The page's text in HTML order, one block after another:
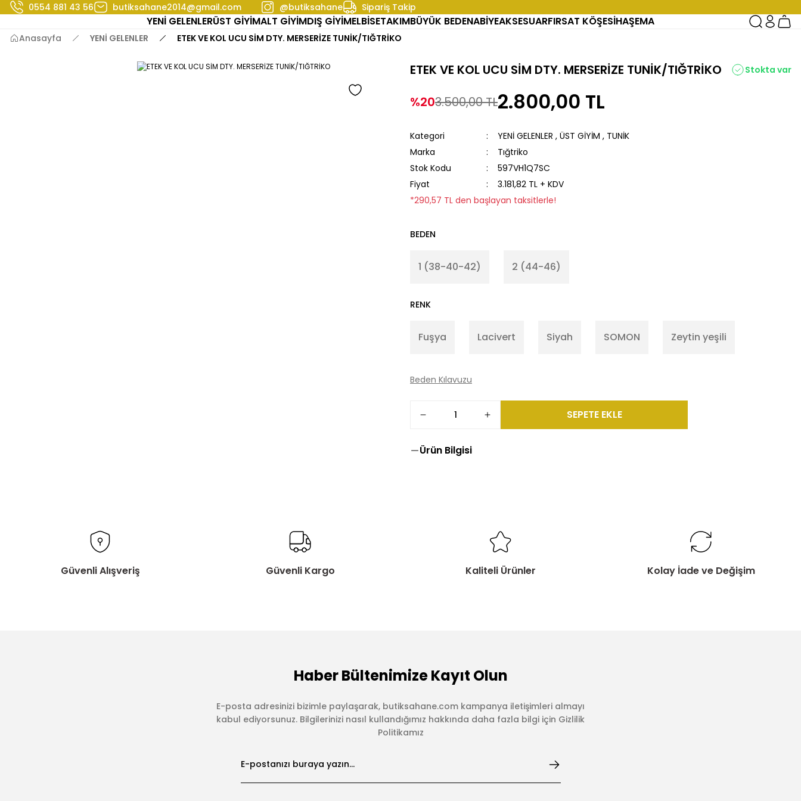
0554 881 43 56 butiksahane2014@gmail.com @butiksahane Sipariş Takip
YENİ GELENLERÜST GİYİMALT GİYİMDIŞ GİYİMELBİSETAKIMBÜYÜK BEDENABİYEAKSESUARFIRSAT KÖŞESİHAŞEMA
Anasayfa YENİ GELENLER ETEK VE KOL UCU SİM DTY. MERSERİZE TUNİK/TIĞTRİKO
ETEK VE KOL UCU SİM DTY. MERSERİZE TUNİK/TIĞTRİKO Stokta var
%203.500,00 TL2.800,00 TL
Kategori YENİ GELENLER , ÜST GİYİM , TUNİK
Marka
Tığtriko
Stok Kodu
597VH1Q7SC
Fiyat
3.181,82 TL + KDV
*290,57 TL den başlayan taksitlerle!
BEDEN
1 (38-40-42) 2 (44-46)
RENK
Fuşya Lacivert Siyah SOMON Zeytin yeşili
Beden Kılavuzu
SEPETE EKLE
Ürün Bilgisi
Güvenli Alışveriş Güvenli Kargo Kaliteli Ürünler Kolay İade ve Değişim
Haber Bültenimize Kayıt Olun
E-posta adresinizi bizimle paylaşarak, butiksahane.com kampanya iletişimleri almayı
kabul ediyorsunuz. Bilgilerinizi nasıl kullandığımız hakkında daha fazla bilgi için Gizlilik
Politikamız